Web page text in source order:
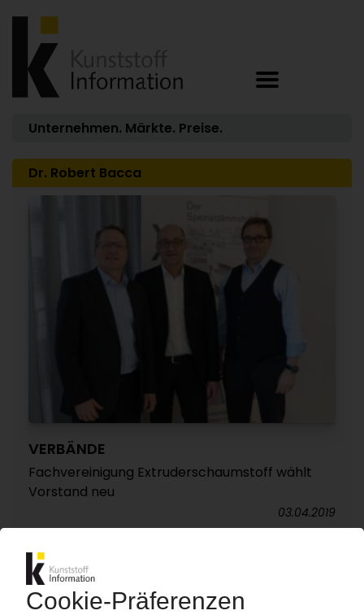
Unternehmen. Märkte. Preise.
Dr. Robert Bacca
VERBÄNDE
Fachvereinigung Extruderschaumstoff wählt
Vorstand neu
03.04.2019